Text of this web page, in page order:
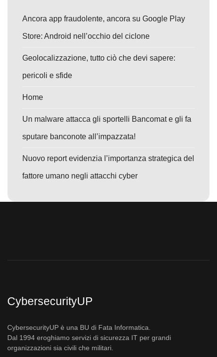
Ancora app fraudolente, ancora su Google Play
Store: Android nell’occhio del ciclone
Geolocalizzazione, tutto ciò che devi sapere:
pericoli e sfide
Home
Un malware attacca gli sportelli Bancomat e gli fa
sputare banconote all’impazzata!
Nuovo report evidenzia l’importanza strategica del
fattore umano negli attacchi cyber
CybersecurityUP
CybersecurityUP è una BU di Fata Informatica.
Dal 1994 eroghiamo servizi di sicurezza IT per grandi
organizzazioni sia civili che militari.